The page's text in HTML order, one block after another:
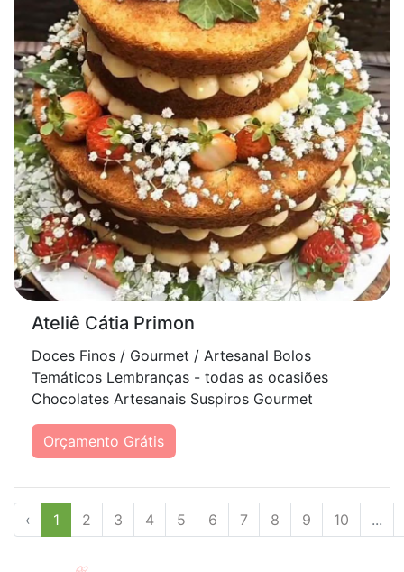
Ateliê Cátia Primon
Doces Finos / Gourmet / Artesanal Bolos
Temáticos Lembranças - todas as ocasiões
Chocolates Artesanais Suspiros Gourmet
Orçamento Grátis
‹ 1 2 3 4 5 6 7 8 9 10 ...